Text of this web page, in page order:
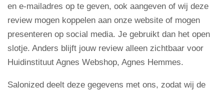
en e-mailadres op te geven, ook aangeven of wij deze
review mogen koppelen aan onze website of mogen
presenteren op social media. Je gebruikt dan het open
slotje. Anders blijft jouw review alleen zichtbaar voor
Huidinstituut Agnes Webshop, Agnes Hemmes.
Salonized deelt deze gegevens met ons, zodat wij de